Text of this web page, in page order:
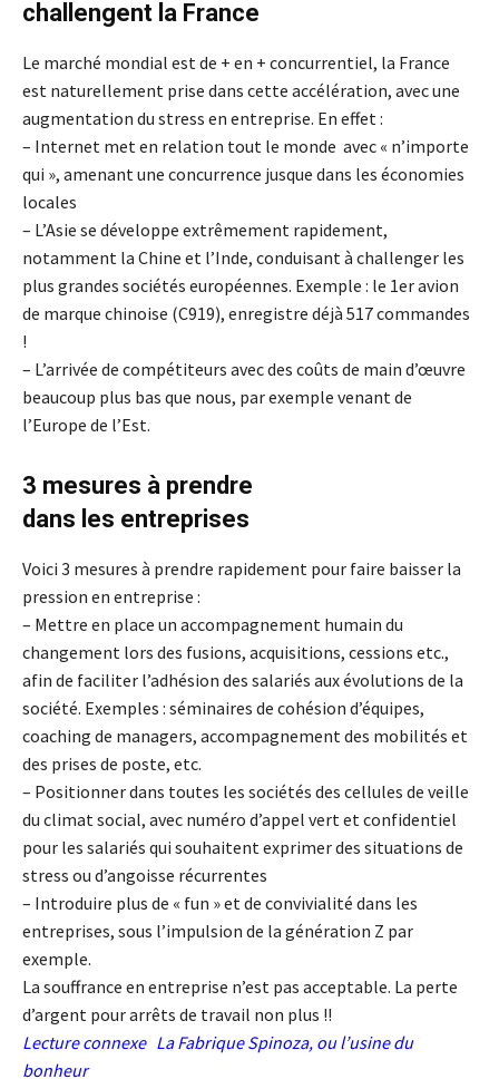
challengent la France
Le marché mondial est de + en + concurrentiel, la France
est naturellement prise dans cette accélération, avec une
augmentation du stress en entreprise. En effet :
– Internet met en relation tout le monde avec « n’importe
qui », amenant une concurrence jusque dans les économies
locales
– L’Asie se développe extrêmement rapidement,
notamment la Chine et l’Inde, conduisant à challenger les
plus grandes sociétés européennes. Exemple : le 1er avion
de marque chinoise (C919), enregistre déjà 517 commandes
!
– L’arrivée de compétiteurs avec des coûts de main d’œuvre
beaucoup plus bas que nous, par exemple venant de
l’Europe de l’Est.
3 mesures à prendre
dans les entreprises
Voici 3 mesures à prendre rapidement pour faire baisser la
pression en entreprise :
– Mettre en place un accompagnement humain du
changement lors des fusions, acquisitions, cessions etc.,
afin de faciliter l’adhésion des salariés aux évolutions de la
société. Exemples : séminaires de cohésion d’équipes,
coaching de managers, accompagnement des mobilités et
des prises de poste, etc.
– Positionner dans toutes les sociétés des cellules de veille
du climat social, avec numéro d’appel vert et confidentiel
pour les salariés qui souhaitent exprimer des situations de
stress ou d’angoisse récurrentes
– Introduire plus de « fun » et de convivialité dans les
entreprises, sous l’impulsion de la génération Z par
exemple.
La souffrance en entreprise n’est pas acceptable. La perte
d’argent pour arrêts de travail non plus !!
Lecture connexe La Fabrique Spinoza, ou l’usine du
bonheur